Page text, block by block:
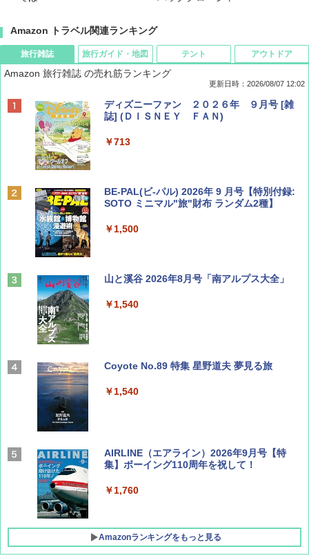
Amazon トラベル関連ランキング
旅行雑誌
Amazon 旅行雑誌 の売れ筋ランキング
更新日時：2026/08/07 12:02
ディズニーファン ２０２６年 ９月号 [雑
誌] (ＤＩＳＮＥＹ ＦＡＮ)
￥713
BE-PAL(ビ-パル) 2026年 9 月号【特別付録:
SOTO ミニマル"旅"財布 ランダム2種】
￥1,500
山と溪谷 2026年8月号「南アルプス大全」
￥1,540
Coyote No.89 特集 星野道夫 夢見る旅
￥1,540
AIRLINE（エアライン）2026年9月号【特
集】ボーイング110周年を祝して！
￥1,760
Amazonランキングをもっと見る
旅行ガイド・地図 テント アウトドア